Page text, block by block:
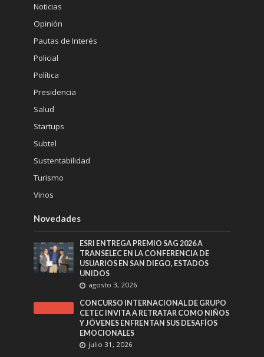
Noticias
Opinión
Pautas de Interés
Policial
Política
Presidencia
Salud
Startups
Subtel
Sustentabilidad
Turismo
Vinos
Novedades
ESRI ENTREGA PREMIO SAG 2026 A
TRANSELEC EN LA CONFERENCIA DE
USUARIOS EN SAN DIEGO, ESTADOS
UNIDOS
agosto 3, 2026
CONCURSO INTERNACIONAL DE GRUPO
CETEC INVITA A RETRATAR COMO NIÑOS
Y JÓVENES ENFRENTAN SUS DESAFÍOS
EMOCIONALES
julio 31, 2026